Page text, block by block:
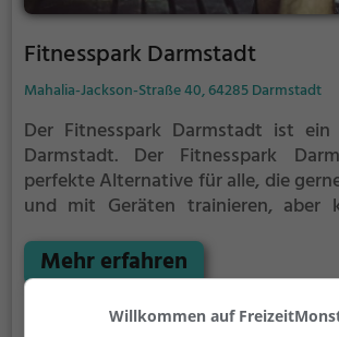
Fitnesspark Darmstadt
Mahalia-Jackson-Straße 40, 64285 Darmstadt
Der Fitnesspark Darmstadt ist ein
Darmstadt. Der Fitnesspark
perfekte Alternative für alle, die
und mit Geräten trainieren, aber
Ausdauertraining wie im
frischen Luft. Im Fitnesspark
folgende Geräte für dein Training:
Mehr erfahren
Willkommen auf